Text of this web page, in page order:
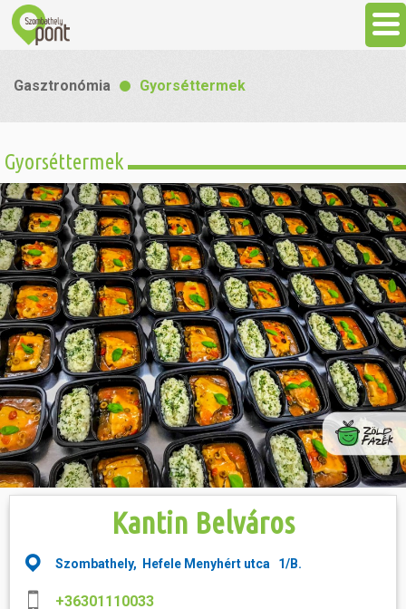
Látnivalók
Gasztronómia
Szállás
Sport
Szabadidő
Hasznos
Gasztronómia Gyorséttermek
Gyorséttermek
Kantin Belváros
Szombathely, Hefele Menyhért utca 1/B.
+36301110033